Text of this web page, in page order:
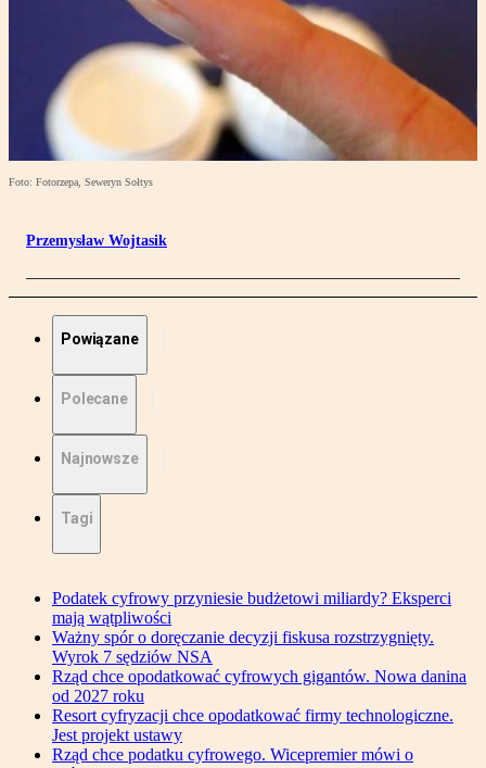
Foto: Fotorzepa, Seweryn Sołtys
Przemysław Wojtasik
Powiązane
Polecane
Najnowsze
Tagi
Podatek cyfrowy przyniesie budżetowi miliardy? Eksperci
mają wątpliwości
Ważny spór o doręczanie decyzji fiskusa rozstrzygnięty.
Wyrok 7 sędziów NSA
Rząd chce opodatkować cyfrowych gigantów. Nowa danina
od 2027 roku
Resort cyfryzacji chce opodatkować firmy technologiczne.
Jest projekt ustawy
Rząd chce podatku cyfrowego. Wicepremier mówi o